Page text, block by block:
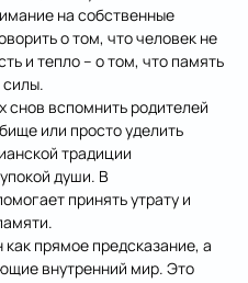
на собственные
о том, что человек не
и тепло – о том, что память
снов вспомнить родителей
или просто уделить
традиции
души. В
принять утрату и
прямое предсказание, а
внутренний мир. Это